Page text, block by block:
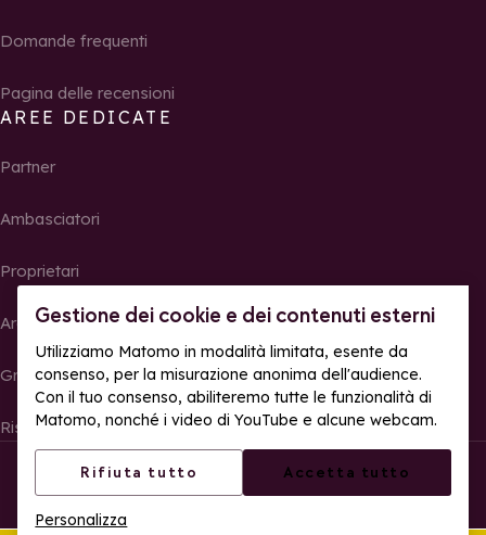
Gestione dei cookie e dei contenuti esterni
Utilizziamo Matomo in modalità limitata, esente da
consenso, per la misurazione anonima dell'audience.
Con il tuo consenso, abiliteremo tutte le funzionalità di
Matomo, nonché i video di YouTube e alcune webcam.
Rifiuta tutto Accetta tutto
Personalizza
Domande frequenti
Pagina delle recensioni
AREE DEDICATE
Partner
Ambasciatori
Proprietari
Area Stampa
Gruppi, seminari e tour operator
Risultati e foto delle gare
© La Rosière – Tutti i diritti riservati
Accessibilità web: parzialmente conforme